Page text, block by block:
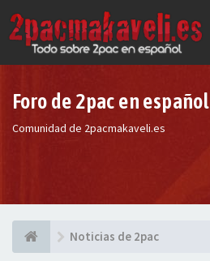
Foro de 2pac en español
Comunidad de 2pacmakaveli.es
Noticias de 2pac